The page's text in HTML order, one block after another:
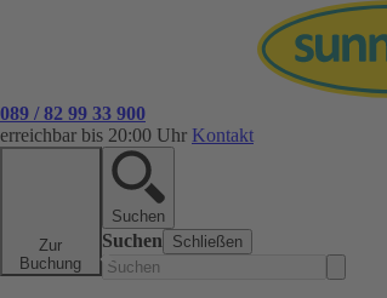
089 / 82 99 33 900
erreichbar bis 20:00 Uhr Kontakt
Zur
Buchung
Suchen
Suchen Schließen